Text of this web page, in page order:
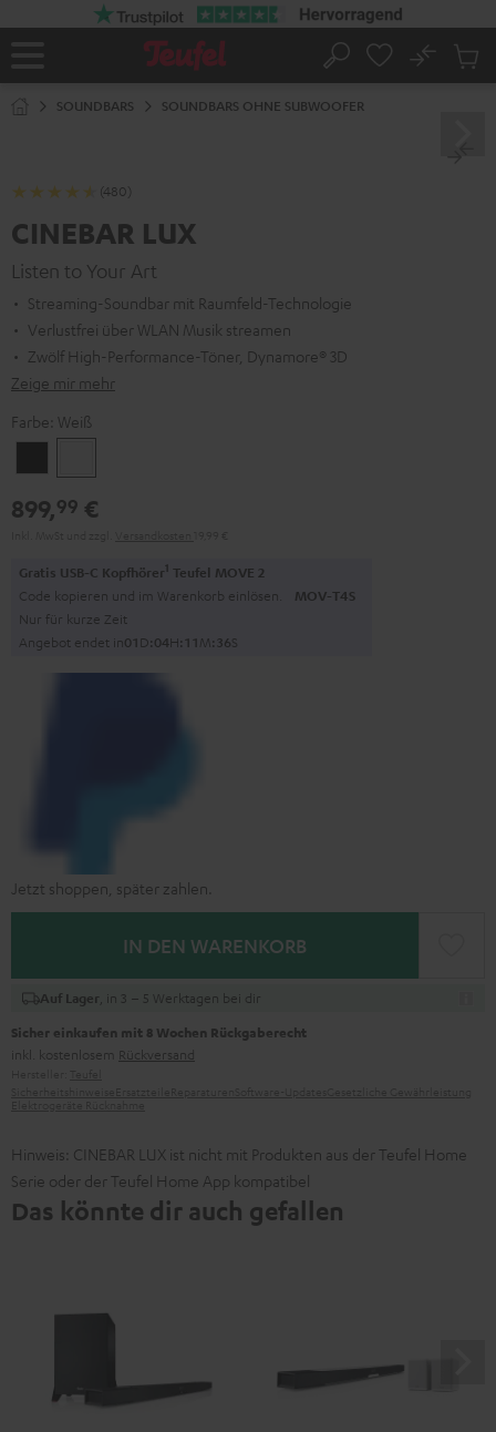
Startseite
Suche
No
SOUNDBARS SOUNDBARS OHNE SUBWOOFER
(480)
CINEBAR LUX
Listen to Your Art
Streaming-Soundbar mit Raumfeld-Technologie
Verlustfrei über WLAN Musik streamen
Zwölf High-Performance-Töner, Dynamore® 3D
Zeige mir mehr
Farbe: Weiß
899,99 €
Gratis USB-C Kopfhörer1 Teufel MOVE 2
Code kopieren und im Warenkorb einlösen. MOV-T4S
Nur für kurze Zeit
Angebot endet in01D:04H:11M: 35S
Jetzt shoppen, später zahlen.
IN DEN WARENKORB
Auf Lager , in 3 – 5 Werktagen bei dir
Sicher einkaufen mit 8 Wochen Rückgaberecht
inkl. kostenlosem Rückversand
Hinweis: CINEBAR LUX ist nicht mit Produkten aus der Teufel Home
Serie oder der Teufel Home App kompatibel
Das könnte dir auch gefallen